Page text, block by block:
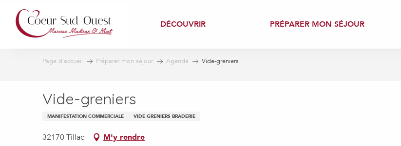
contenu
principal
DÉCOUVRIR PRÉPARER MON SÉJOUR
Page d’accueil Préparer mon séjour Agenda Vide-greniers
Vide-greniers
MANIFESTATION COMMERCIALE VIDE GRENIERS BRADERIE
32170 Tillac M'y rendre